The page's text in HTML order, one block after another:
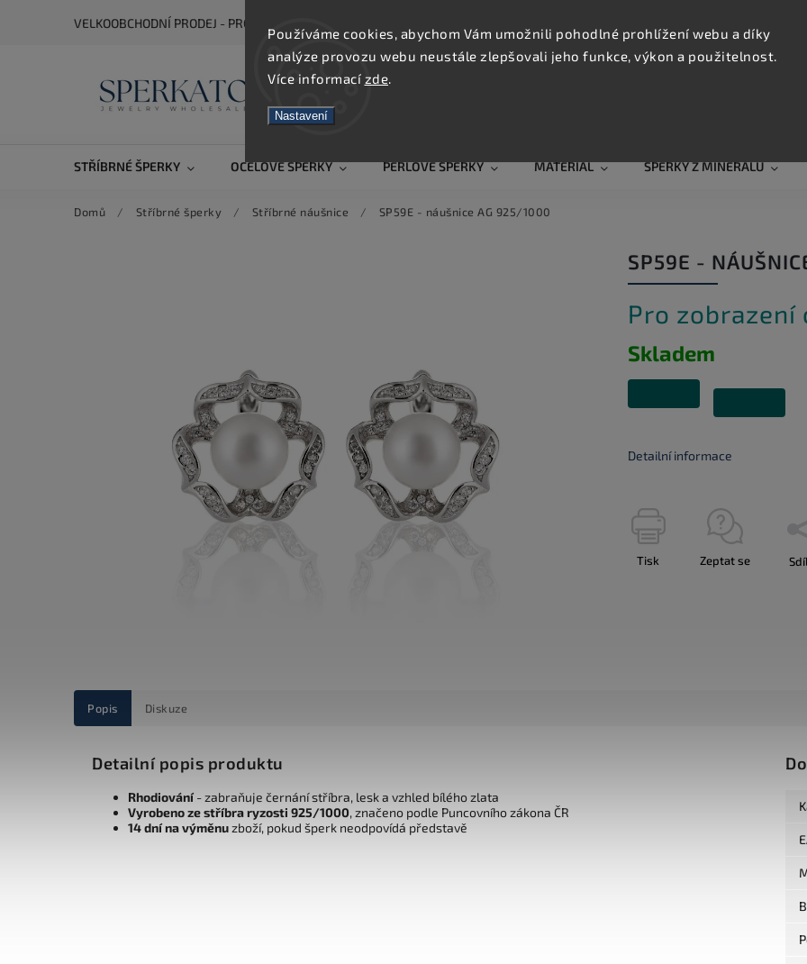
Používáme cookies, abychom Vám umožnili pohodlné prohlížení webu a díky
analýze provozu webu neustále zlepšovali jeho funkce, výkon a použitelnost.
Více informací zde.
Nastavení
VELKOOBCHODNÍ PRODEJ - PRO ZOBRAZENÍ CEN SE REGISTRUJTE
STŘÍBRNÉ ŠPERKY OCELOVÉ ŠPERKY PERLOVÉ ŠPERKY MATERIÁL ŠPERKY Z MINERÁLŮ
Domů / Stříbrné šperky / Stříbrné náušnice / SP59E - náušnice AG 925/1000
SP59E -
Pro zobrazení
Skladem
Detailní informace
Tisk Zeptat se
Popis Diskuze
Detailní popis produktu
Rhodiování- zabraňuje černání stříbra, lesk a vzhled bílého zlata
Vyrobeno ze stříbra ryzosti 925/1000, značeno podle Puncovního zákona ČR
14 dní na výměnuzboží, pokud šperk neodpovídá představě